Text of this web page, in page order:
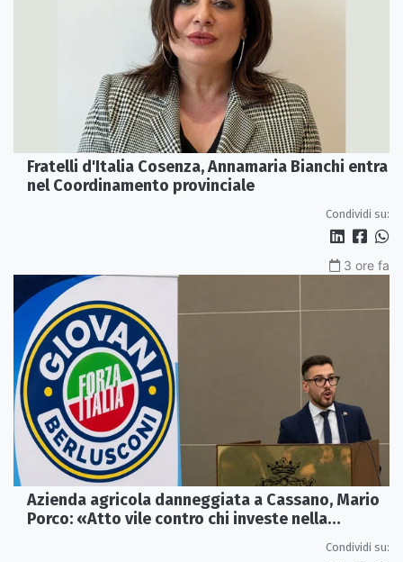
Fratelli d'Italia Cosenza, Annamaria Bianchi entra
nel Coordinamento provinciale
Condividi su:
3 ore fa
Azienda agricola danneggiata a Cassano, Mario
Porco: «Atto vile contro chi investe nella
Condividi su: